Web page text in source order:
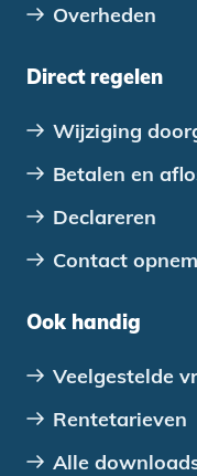
Overheden
Direct regelen
Wijziging
Betalen en
Declareren
Contact
Ook handig
Veelgestelde
Rentetarieven
Alle